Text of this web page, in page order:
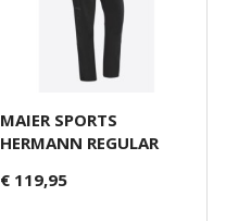
MAIER SPORTS
HERMANN REGULAR
€ 119,95